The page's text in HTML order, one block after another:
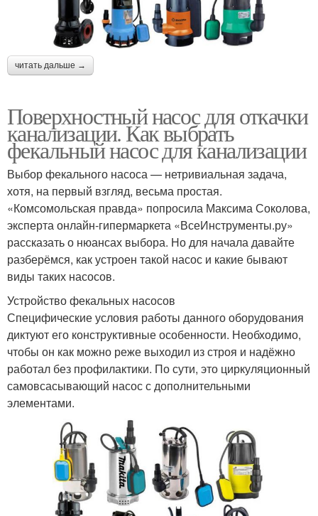
читать дальше →
Поверхностный насос для откачки
канализации. Как выбрать
фекальный насос для канализации
Выбор фекального насоса — нетривиальная задача,
хотя, на первый взгляд, весьма простая.
«Комсомольская правда» попросила Максима Соколова,
эксперта онлайн-гипермаркета «ВсеИнструменты.ру»
рассказать о нюансах выбора. Но для начала давайте
разберёмся, как устроен такой насос и какие бывают
виды таких насосов.
Устройство фекальных насосов
Специфические условия работы данного оборудования
диктуют его конструктивные особенности. Необходимо,
чтобы он как можно реже выходил из строя и надёжно
работал без профилактики. По сути, это циркуляционный
самовсасывающий насос с дополнительными
элементами.